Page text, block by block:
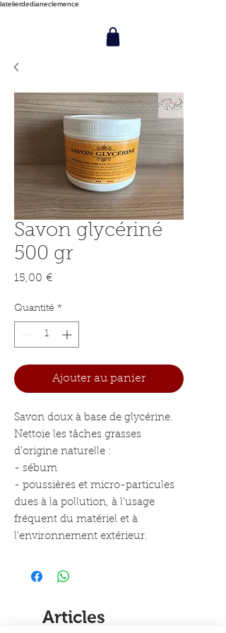
latelierdedianeclemence
Savon glycériné
500 gr
15,00 €Prix
Quantité *
Ajouter au panier
Savon doux à base de glycérine.
Nettoie les tâches grasses
d’origine naturelle :
- sébum
- poussières et micro-particules
dues à la pollution, à l’usage
fréquent du matériel et à
l’environnement extérieur.
Articles